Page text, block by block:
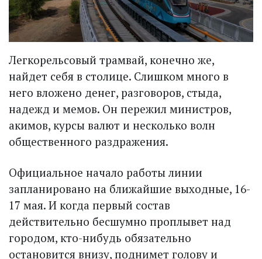
Легкорельсовый трамвай, конечно же,
найдет себя в столице. Слишком много в
него вложено денег, разговоров, стыда,
надежд и мемов. Он пережил министров,
акимов, курсы валют и несколько волн
общественного раздражения.
Официальное начало работы линии
запланировано на ближайшие выходные, 16-
17 мая. И когда первый состав
действительно бесшумно проплывет над
городом, кто-нибудь обязательно
остановится внизу, поднимет голову и